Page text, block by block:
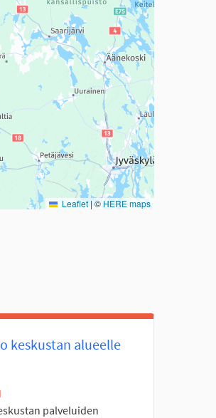
Leaflet | ©HERE maps
keskustan alueelle
palveluiden